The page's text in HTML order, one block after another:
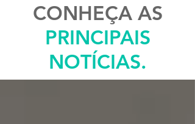
CONHEÇA AS
PRINCIPAIS
NOTÍCIAS.